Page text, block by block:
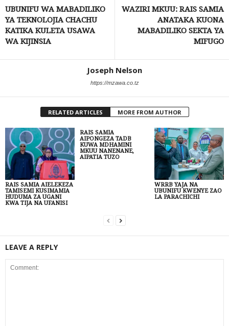
UBUNIFU WA MABADILIKO
YA TEKNOLOJIA CHACHU
KATIKA KULETA USAWA
WA KIJINSIA
WAZIRI MKUU: RAIS SAMIA
ANATAKA KUONA
MABADILIKO SEKTA YA
MIFUGO
Joseph Nelson
https://mzawa.co.tz
RELATED ARTICLES MORE FROM AUTHOR
RAIS SAMIA AIELEKEZA
TAMISEMI KUSIMAMIA
HUDUMA ZA UGANI
KWA TIJA NA UFANISI
RAIS SAMIA
AIPONGEZA TADB
KUWA MDHAMINI
MKUU NANENANE,
AIPATIA TUZO
WRRB YAJA NA
UBUNIFU KWENYE ZAO
LA PARACHICHI
LEAVE A REPLY